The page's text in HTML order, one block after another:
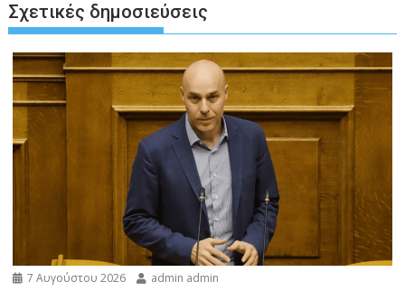
Σχετικές δημοσιεύσεις
7 Αυγούστου 2026 admin admin